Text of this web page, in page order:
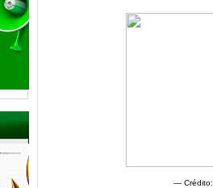
— Crédito: